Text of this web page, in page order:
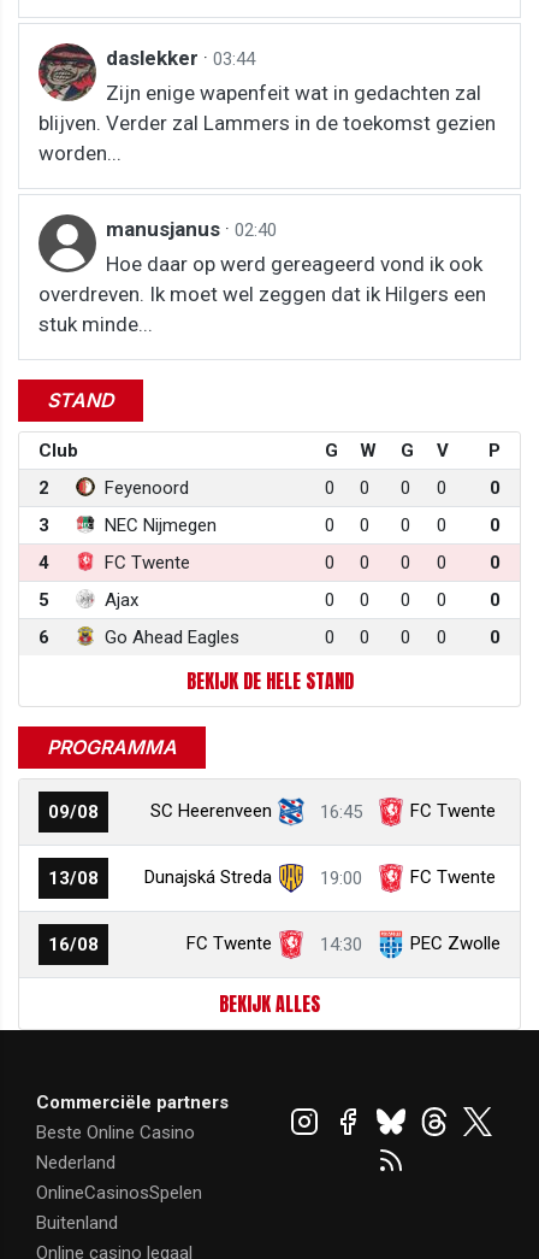
daslekker · 03:44
Zijn enige wapenfeit wat in gedachten zal
blijven. Verder zal Lammers in de toekomst gezien
worden...
manusjanus · 02:40
Hoe daar op werd gereageerd vond ik ook
overdreven. Ik moet wel zeggen dat ik Hilgers een
stuk minde...
STAND
Club G W G V
P
2
Feyenoord 0 0 0 0
0
3
NEC Nijmegen 0 0 0 0
0
4
FC Twente 0 0 0 0
0
5
Ajax 0 0 0 0
0
6
Go Ahead Eagles 0 0 0 0 0
BEKIJK DE HELE STAND
PROGRAMMA
09/08 SC Heerenveen 16:45 FC Twente
13/08 Dunajská Streda 19:00 FC Twente
16/08 FC Twente 14:30 PEC Zwolle
BEKIJK ALLES
Commerciële partners
Beste Online Casino
Nederland
OnlineCasinosSpelen
Buitenland
Online casino legaal